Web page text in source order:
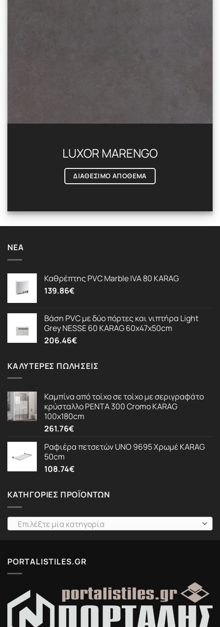
LUXOR MARENGO
ΔΙΑΘΕΣΙΜΟ ΑΠΟΘΕΜΑ
ΝΈΑ
Καθρέπτης PVC Marble IVA 80 KARAG
139.86€
Βάση PVC με δύο πόρτες και νιπτήρα Light
Grey NESSE 60 KARAG 60x47x50cm
206.46€
ΚΑΛΎΤΕΡΕΣ ΠΩΛΉΣΕΙΣ
Καμπίνα από τοίχο σε τοίχο με σεριγραφάτο
κρύσταλλο PENTA 300 Cromo KARAG
100x180cm
261.76€
Ραφιέρα πετσετών UNO 9695 Χρωμέ KARAG
50cm
108.74€
ΚΑΤΗΓΟΡΊΕΣ ΠΡΟΪΌΝΤΩΝ
Επιλέξτε μία κατηγορία
PORTALISTILES.GR